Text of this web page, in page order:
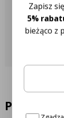
Najczęściej
Skontaktuj
Podobne
Zapisz
5%
bieżąco z
Email
Oto